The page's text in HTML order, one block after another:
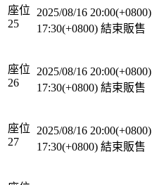
座位
25
2025/08/16 20:00(+0800)
17:30(+0800) 結束販售
座位
26
2025/08/16 20:00(+0800)
17:30(+0800) 結束販售
座位
27
2025/08/16 20:00(+0800)
17:30(+0800) 結束販售